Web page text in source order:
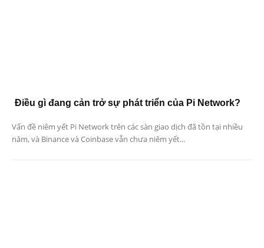
Điều gì đang cản trở sự phát triển của Pi Network?
Vấn đề niêm yết Pi Network trên các sàn giao dịch đã tồn tại nhiều
năm, và Binance và Coinbase vẫn chưa niêm yết...